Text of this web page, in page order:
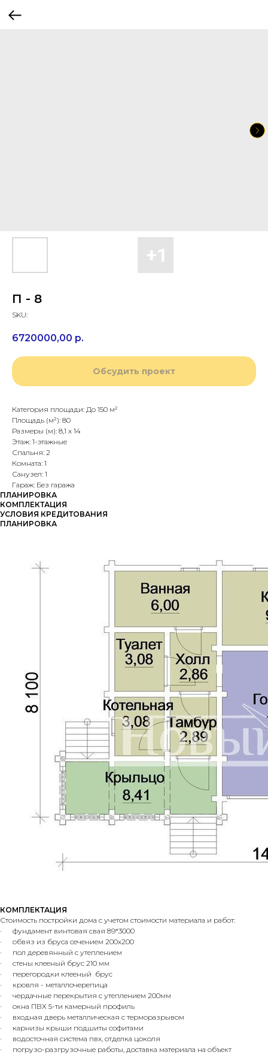
П - 8
SKU:
6720000,00 р.
Обсудить проект
Категория площади: До 150 м²
Площадь (м²): 80
Размеры (м): 8,1 х 14
Этаж: 1-этажные
Спальня: 2
Комната: 1
Санузел: 1
Гараж: Без гаража
ПЛАНИРОВКА
КОМПЛЕКТАЦИЯ
УСЛОВИЯ КРЕДИТОВАНИЯ
ПЛАНИРОВКА
КОМПЛЕКТАЦИЯ
Стоимость постройки дома с учетом стоимости материала и работ:
· фундамент винтовая свая 89*3000
· обвяз из бруса сечением 200х200
· пол деревянный с утеплением
· стены клееный брус 210 мм
· перегородки клееный брус
· кровля - металлочерепица
· чердачные перекрытия с утеплением 200мм
· окна ПВХ 5-ти камерный профиль
· входная дверь металлическая с терморазрывом
· карнизы крыши подшиты софитами
· водосточная система пвх, отделка цоколя
· погрузо-разгрузочные работы, доставка материала на объект